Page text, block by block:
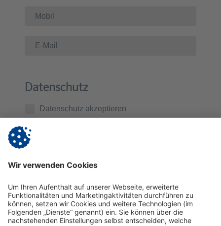
Datenschutz
Datenschutz akzeptieren
Ich habe die
genommen. Ich stimme zu, dass die von mir
übermittelten Daten zur Kontaktaufnahme und für